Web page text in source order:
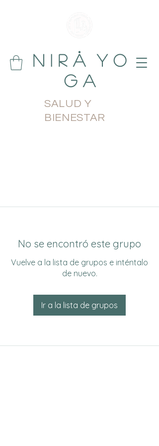
N i r å Y o
g a
SALUD Y
BIENESTAR
No se encontró este grupo
Vuelve a la lista de grupos e inténtalo
de nuevo.
Ir a la lista de grupos